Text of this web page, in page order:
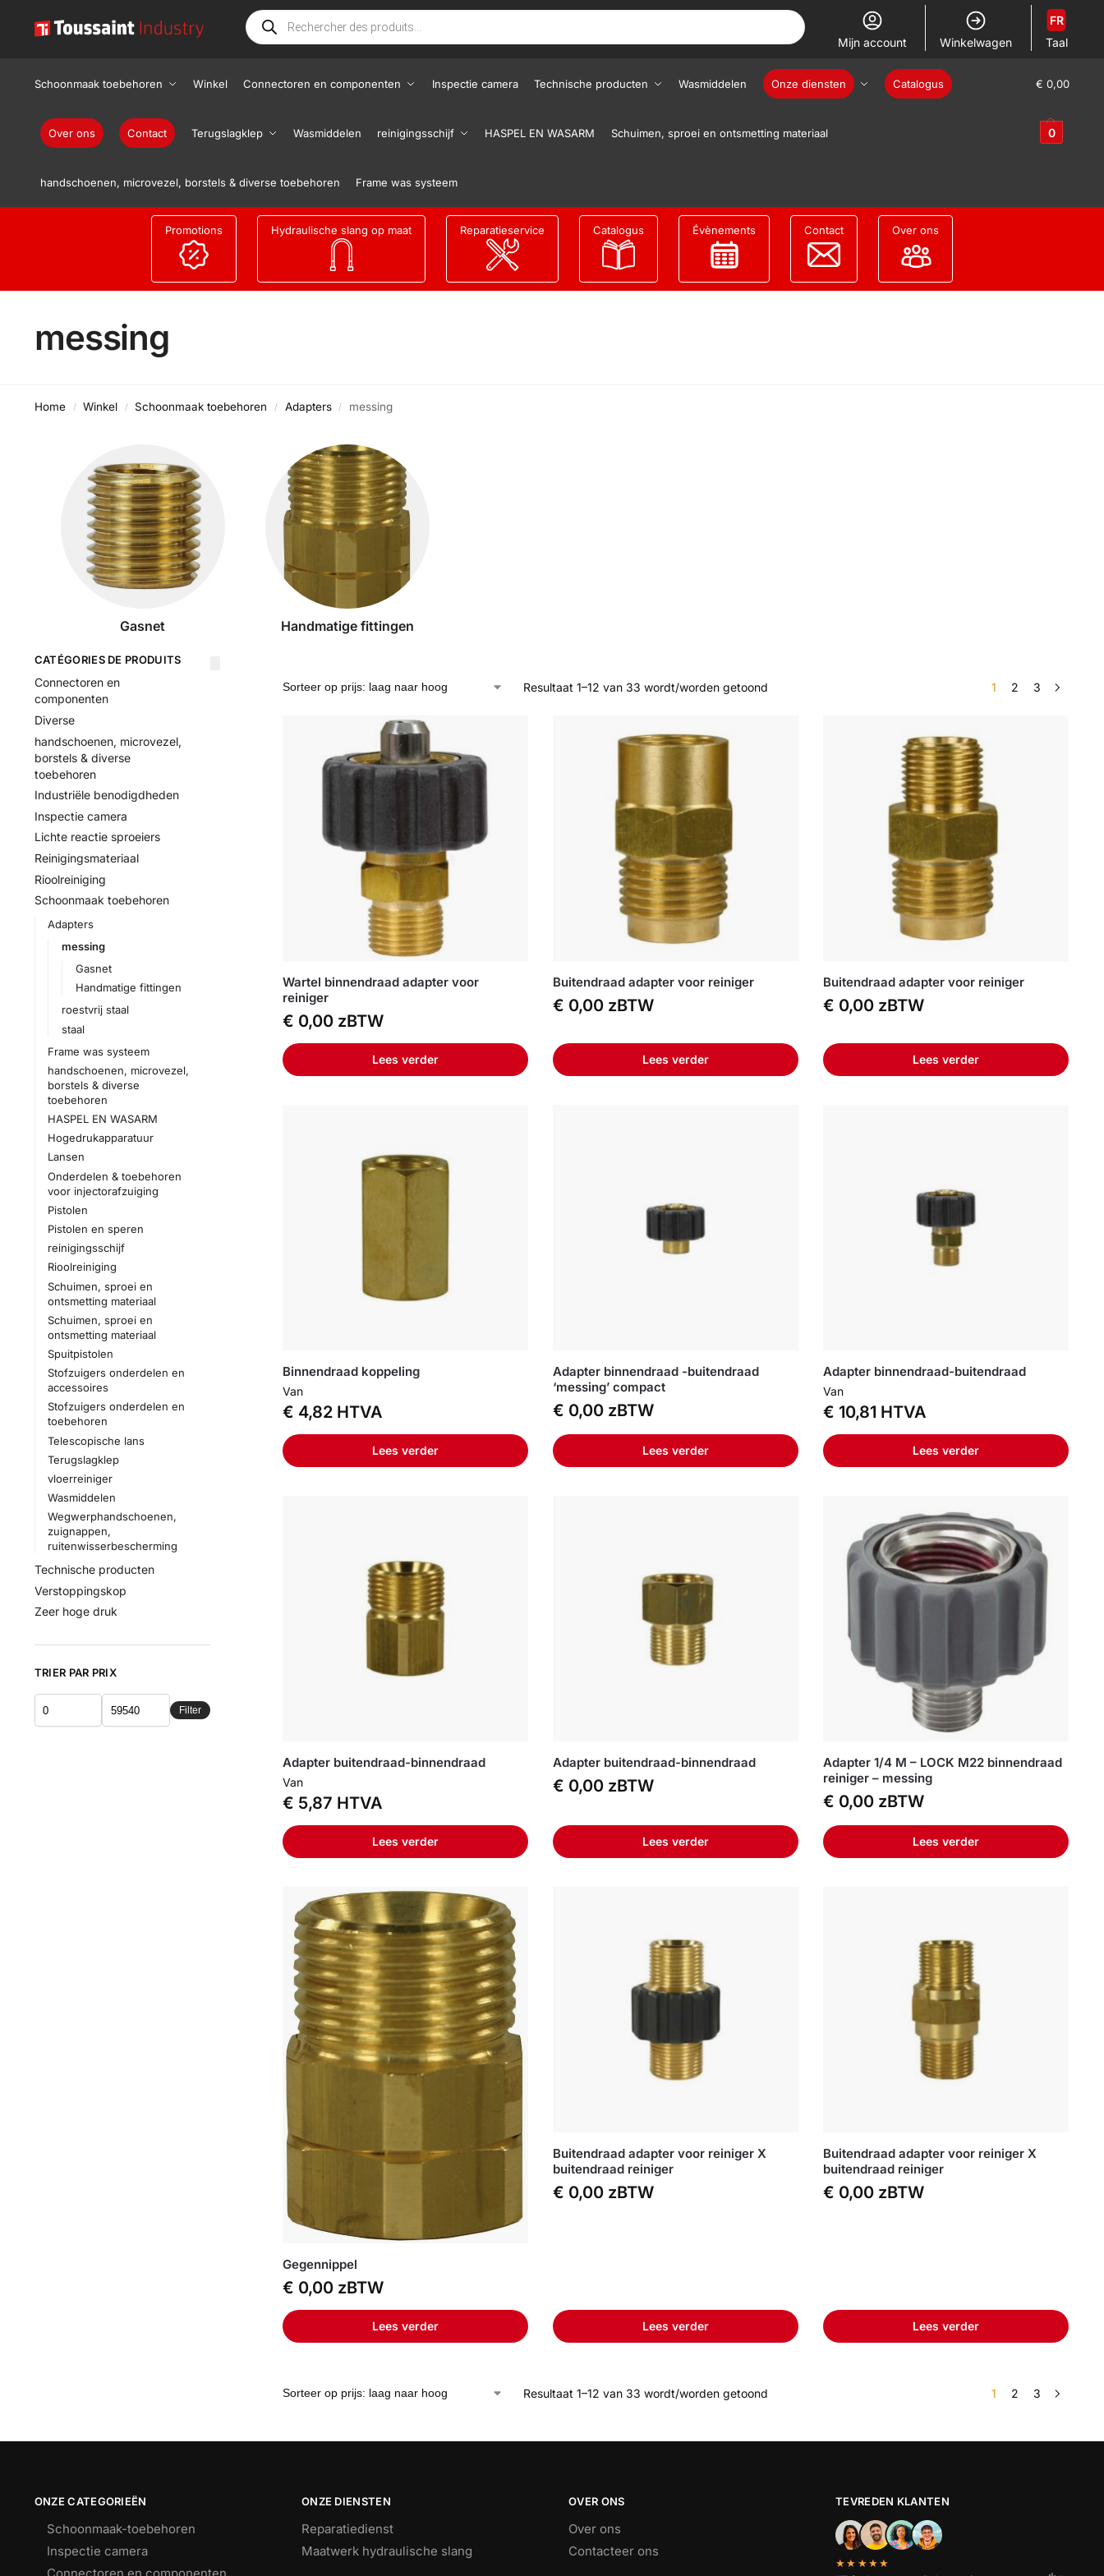
Mijn account Winkelwagen Taal
FR
Schoonmaak toebehoren Winkel Connectoren en componenten Inspectie camera Technische producten Wasmiddelen Onze diensten Catalogus
Over ons Contact Terugslagklep Wasmiddelen reinigingsschijf HASPEL EN WASARM Schuimen, sproei en ontsmetting materiaal
handschoenen, microvezel, borstels & diverse toebehoren Frame was systeem
€ 0,00
0
Promotions Hydraulische slang op maat Reparatieservice Catalogus Évènements Contact Over ons
messing
Home / Winkel / Schoonmaak toebehoren / Adapters / messing
Gasnet Handmatige fittingen
Resultaat 1–12 van 33 wordt/worden getoond 1 2 3
Wartel binnendraad adapter voor
reiniger
€ 0,00 zBTW
Lees verder
Buitendraad adapter voor reiniger
€ 0,00 zBTW
Lees verder
Buitendraad adapter voor reiniger
€ 0,00 zBTW
Lees verder
Binnendraad koppeling
Van
€ 4,82 HTVA
Lees verder
Adapter binnendraad -buitendraad
‘messing’ compact
€ 0,00 zBTW
Lees verder
Adapter binnendraad-buitendraad
Van
€ 10,81 HTVA
Lees verder
Adapter buitendraad-binnendraad
Van
€ 5,87 HTVA
Lees verder
Adapter buitendraad-binnendraad
€ 0,00 zBTW
Lees verder
Adapter 1/4 M – LOCK M22 binnendraad
reiniger – messing
€ 0,00 zBTW
Lees verder
Gegennippel
€ 0,00 zBTW
Lees verder
Buitendraad adapter voor reiniger X
buitendraad reiniger
€ 0,00 zBTW
Lees verder
Buitendraad adapter voor reiniger X
buitendraad reiniger
€ 0,00 zBTW
Lees verder
Resultaat 1–12 van 33 wordt/worden getoond 1 2 3
CATÉGORIES DE PRODUITS
Connectoren en
componenten
Diverse
handschoenen, microvezel,
borstels & diverse
toebehoren
Industriële benodigdheden
Inspectie camera
Lichte reactie sproeiers
Reinigingsmateriaal
Rioolreiniging
Schoonmaak toebehoren
Adapters
messing
Gasnet
Handmatige fittingen
roestvrij staal
staal
Frame was systeem
handschoenen, microvezel,
borstels & diverse
toebehoren
HASPEL EN WASARM
Hogedrukapparatuur
Lansen
Onderdelen & toebehoren
voor injectorafzuiging
Pistolen
Pistolen en speren
reinigingsschijf
Rioolreiniging
Schuimen, sproei en
ontsmetting materiaal
Schuimen, sproei en
ontsmetting materiaal
Spuitpistolen
Stofzuigers onderdelen en
accessoires
Stofzuigers onderdelen en
toebehoren
Telescopische lans
Terugslagklep
vloerreiniger
Wasmiddelen
Wegwerphandschoenen,
zuignappen,
ruitenwisserbescherming
Technische producten
Verstoppingskop
Zeer hoge druk
TRIER PAR PRIX
Filter
ONZE CATEGORIEËN
Schoonmaak-toebehoren
Inspectie camera
Connectoren en componenten
ONZE DIENSTEN
Reparatiedienst
Maatwerk hydraulische slang
OVER ONS
Over ons
Contacteer ons
TEVREDEN KLANTEN
★★★★★